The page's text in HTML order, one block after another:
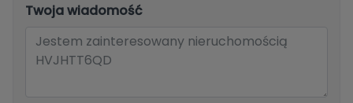
Twoja wiadomość